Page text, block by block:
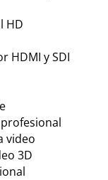
HD
HDMI y SDI
video
3D